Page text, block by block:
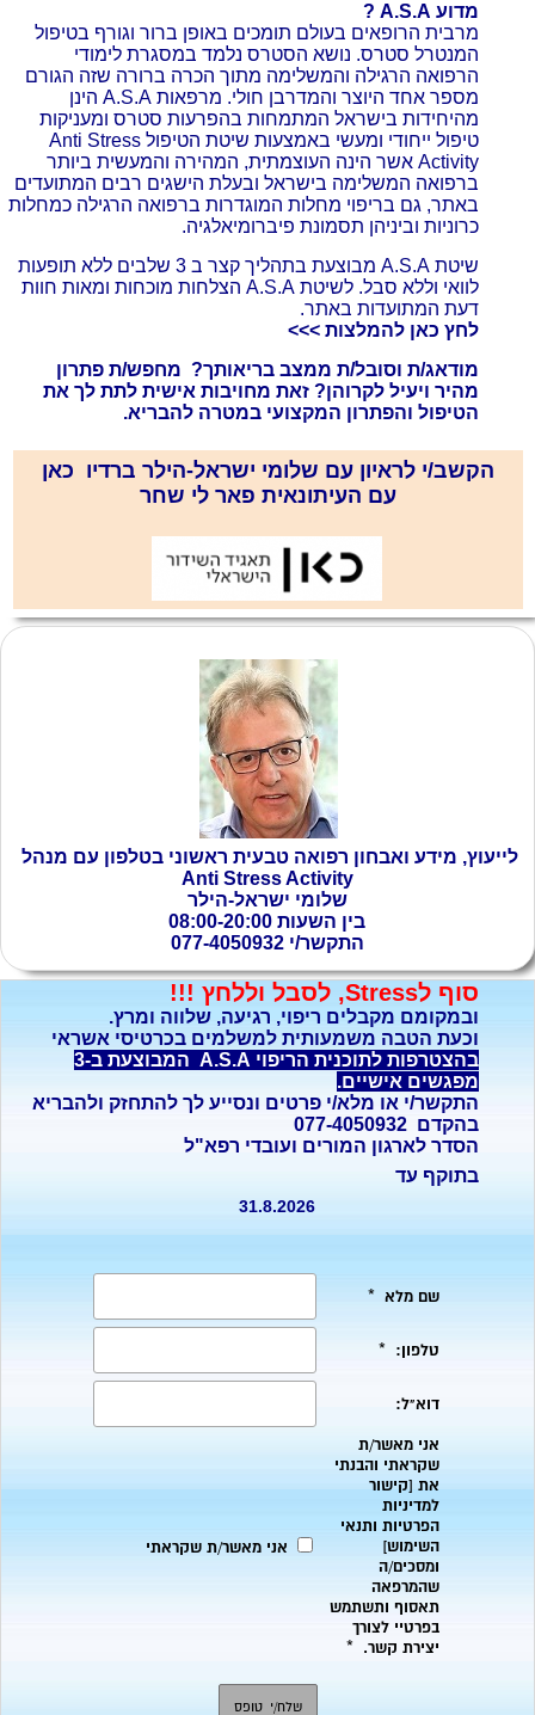
הקשב/י לראיון עם שלומי ישראל-הילר ברדיו כאן
עם העיתונאית פאר לי שחר
מדוע A.S.A ?
מרבית הרופאים בעולם תומכים באופן ברור וגורף בטיפול
המנטרל סטרס. נושא הסטרס נלמד במסגרת לימודי
הרפואה הרגילה והמשלימה מתוך הכרה ברורה שזה הגורם
מספר אחד היוצר והמדרבן חולי. מרפאות A.S.A הינן
מהיחידות בישראל המתמחות בהפרעות סטרס ומעניקות
טיפול ייחודי ומעשי באמצעות שיטת הטיפול Anti Stress
Activity אשר הינה העוצמתית, המהירה והמעשית ביותר
ברפואה המשלימה בישראל ובעלת הישגים רבים המתועדים
באתר, גם בריפוי מחלות המוגדרות ברפואה הרגילה כמחלות
כרוניות וביניהן תסמונת פיברומיאלגיה.
שיטת A.S.A מבוצעת בתהליך קצר ב 3 שלבים ללא תופעות
לוואי וללא סבל. לשיטת A.S.A הצלחות מוכחות ומאות חוות
דעת המתועדות באתר.
לחץ כאן להמלצות >>>
מודאג/ת וסובל/ת ממצב בריאותך? מחפש/ת פתרון
מהיר ויעיל לקרוהן? זאת מחויבות אישית לתת לך את
הטיפול והפתרון המקצועי במטרה להבריא.
סוף לStress, לסבל וללחץ !!!
ובמקומם מקבלים ריפוי, רגיעה, שלווה ומרץ.
וכעת הטבה משמעותית למשלמים בכרטיסי אשראי
בהצטרפות לתוכנית הריפוי A.S.A המבוצעת ב-3
מפגשים אישיים.
התקשר/י או מלא/י פרטים ונסייע לך להתחזק ולהבריא
בהקדם 077-4050932
הסדר לארגון המורים ועובדי רפא"ל
בתוקף עד
31.8.2026
לייעוץ, מידע ואבחון רפואה טבעית ראשוני בטלפון עם מנהל
שלומי ישראל-הילר
בין השעות 08:00-20:00
התקשר/י 077-4050932